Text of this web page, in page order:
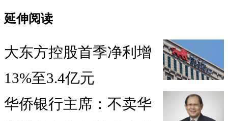
延伸阅读
大东方控股首季净利增
13%至3.4亿元
华侨银行主席：不卖华